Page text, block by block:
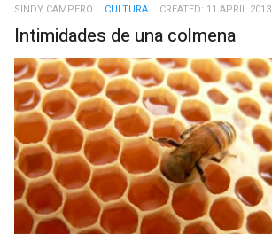
SINDY CAMPERO CULTURA CREATED: 11 APRIL 2013
Intimidades de una colmena